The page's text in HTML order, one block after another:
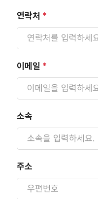
연락처 *
이메일 *
소속
주소